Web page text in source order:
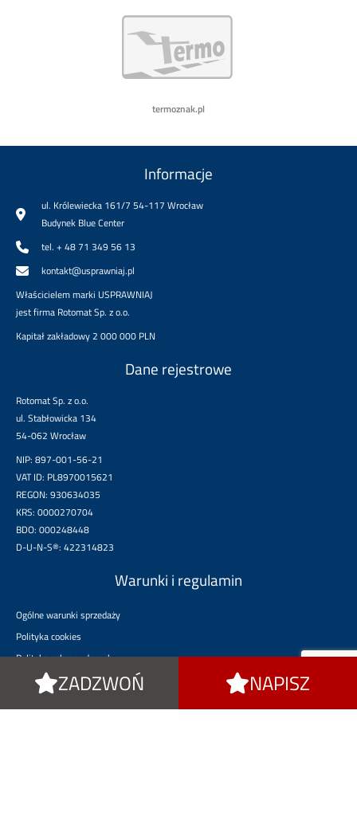
ZADZWOŃ NAPISZ
termoznak.pl
Informacje
ul. Królewiecka 161/7 54-117 Wrocław
Budynek Blue Center
tel. + 48 71 349 56 13
kontakt@usprawniaj.pl
Właścicielem marki USPRAWNIAJ
jest firma Rotomat Sp. z o.o.
Kapitał zakładowy 2 000 000 PLN
Dane rejestrowe
Rotomat Sp. z o.o.
ul. Stabłowicka 134
54-062 Wrocław
NIP: 897-001-56-21
VAT ID: PL8970015621
REGON: 930634035
KRS: 0000270704
BDO: 000248448
D-U-N-S®: 422314823
Warunki i regulamin
Ogólne warunki sprzedaży
Polityka cookies
Polityka ochrony danych
Polityka prywatności
Dojedź do nas